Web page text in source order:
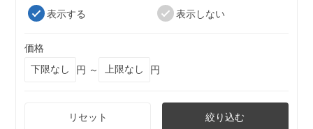
表示する
表示しない
価格
円 ～
円
リセット 絞り込む